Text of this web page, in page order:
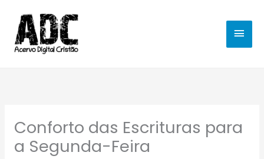
para
conteúdo
Conforto das Escrituras para
a Segunda-Feira